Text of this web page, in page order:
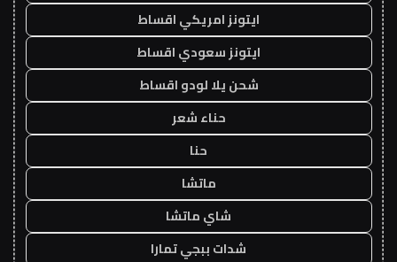
ايتونز امريكي اقساط
ايتونز سعودي اقساط
شحن يلا لودو اقساط
حناء شعر
حنا
ماتشا
شاي ماتشا
شدات ببجي تمارا